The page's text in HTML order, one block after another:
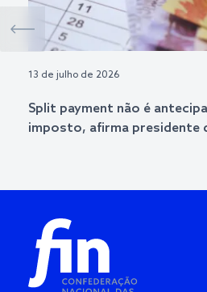
13 de julho de 2026
Split payment não é
imposto, afirma presidente